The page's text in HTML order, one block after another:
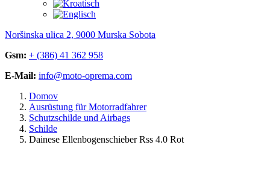
Noršinska ulica 2, 9000 Murska Sobota
Gsm: + (386) 41 362 958
E-Mail: info@moto-oprema.com
Domov
Ausrüstung für Motorradfahrer
Schutzschilde und Airbags
Schilde
Dainese Ellenbogenschieber Rss 4.0 Rot